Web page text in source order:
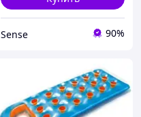
Sense 90%